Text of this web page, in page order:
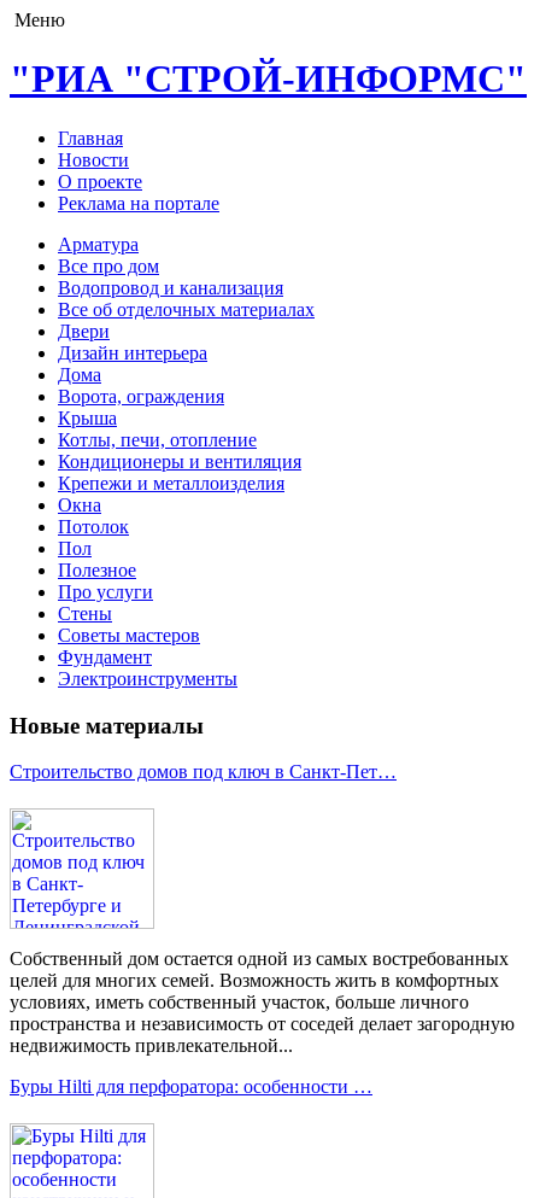
Меню
"РИА "СТРОЙ-ИНФОРМС"
Главная
Новости
О проекте
Реклама на портале
Арматура
Все про дом
Водопровод и канализация
Все об отделочных материалах
Двери
Дизайн интерьера
Дома
Ворота, ограждения
Крыша
Котлы, печи, отопление
Кондиционеры и вентиляция
Крепежи и металлоизделия
Окна
Потолок
Пол
Полезное
Про услуги
Стены
Советы мастеров
Фундамент
Электроинструменты
Новые материалы
Строительство домов под ключ в Санкт-Пет…
Собственный дом остается одной из самых востребованных
целей для многих семей. Возможность жить в комфортных
условиях, иметь собственный участок, больше личного
пространства и независимость от соседей делает загородную
недвижимость привлекательной...
Буры Hilti для перфоратора: особенности …